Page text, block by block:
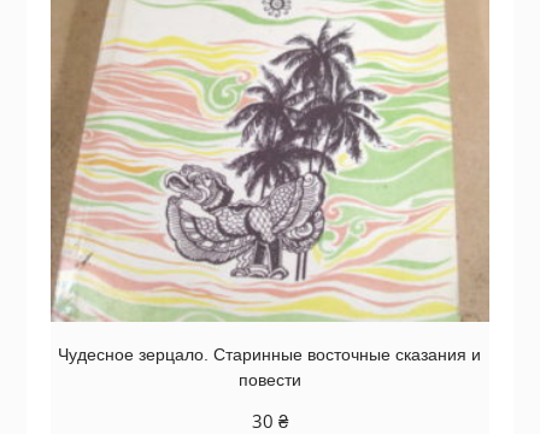
Чудесное зерцало. Старинные восточные сказания и
повести
30 ₴